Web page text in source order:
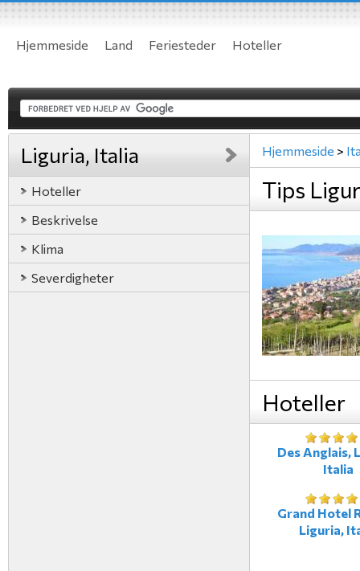
Hjemmeside Land Feriesteder Hoteller
Liguria, Italia
Hoteller
Beskrivelse
Klima
Severdigheter
Hjemmeside >
Tips
Hoteller
Des Anglais,
Italia
Grand Hotel
Liguria,